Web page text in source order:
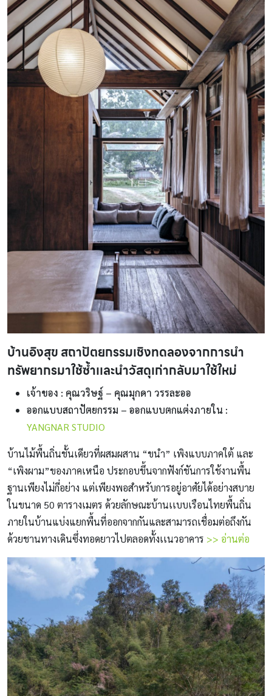
บ้านอิงสุข สถาปัตยกรรมเชิงทดลองจากการนำ
ทรัพยากรมาใช้ซ้ำเเละนำวัสดุเก่ากลับมาใช้ใหม่
เจ้าของ : คุณวริษฐ์ – คุณมุกดา วรรละออ
ออกแบบสถาปัตยกรรม – ออกแบบตกแต่งภายใน :
YANGNAR STUDIO
บ้านไม้พื้นถิ่นชั้นเดียวที่ผสมผสาน “ขนำ” เพิงแบบภาคใต้ และ
“เพิงผาม”ของภาคเหนือ ประกอบขึ้นจากฟังก์ชันการใช้งานพื้น
ฐานเพียงไม่กี่อย่าง แต่เพียงพอสำหรับการอยู่อาศัยได้อย่างสบาย
ในขนาด 50 ตารางเมตร ด้วยลักษณะบ้านเเบบเรือนไทยพื้นถิ่น
ภายในบ้านแบ่งแยกพื้นที่ออกจากกันและสามารถเชื่อมต่อถึงกัน
ด้วยชานทางเดินซึ่งทอดยาวไปตลอดทั้งเเนวอาคาร >> อ่านต่อ